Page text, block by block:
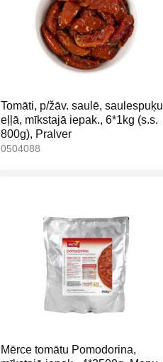
Tomāti, p/žāv. saulē, saulespuķu
eļļā, mīkstajā iepak., 6*1kg (s.s.
800g), Pralver
0504088
Mērce tomātu Pomodorina,